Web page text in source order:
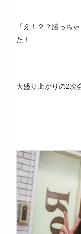
「え！？？勝っち
た！
大盛り上がりの2次